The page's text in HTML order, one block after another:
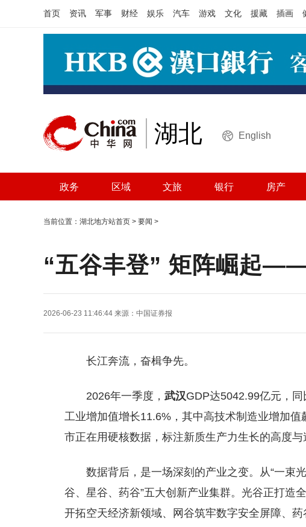
首页 资讯 军事 财经 娱乐 汽车 游戏 文化 援藏 插画
湖北 English
政务 区域 文旅 银行 房产
当前位置： 湖北地方站首页 > 要闻 >
“五谷丰登” 矩阵崛起
2026-06-23 11:46:44 来源： 中国证券报
长江奔流，奋楫争先。
2026年一季度， 武汉GDP达5042.99亿元，
工业增加值增长11.6%，其中高技术制造业增加
市正在用硬核数据，标注新质生产力生长的高度与
数据背后，是一场深刻的产业之变。从“一束
谷、星谷、药谷”五大创新产业集群。光谷正打造
开拓空天经济新领域、网谷筑牢数字安全屏障、药